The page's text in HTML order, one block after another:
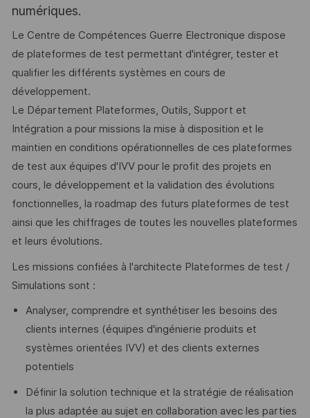
numériques.
Le Centre de Compétences Guerre Electronique dispose
de plateformes de test permettant d'intégrer, tester et
qualifier les différents systèmes en cours de
développement.
Le Département Plateformes, Outils, Support et
Intégration a pour missions la mise à disposition et le
maintien en conditions opérationnelles de ces plateformes
de test aux équipes d'IVV pour le profit des projets en
cours, le développement et la validation des évolutions
fonctionnelles, la roadmap des futurs plateformes de test
ainsi que les chiffrages de toutes les nouvelles plateformes
et leurs évolutions.
Les missions confiées à l'architecte Plateformes de test /
Simulations sont :
Analyser, comprendre et synthétiser les besoins des
clients internes (équipes d'ingénierie produits et
systèmes orientées IVV) et des clients externes
potentiels
Définir la solution technique et la stratégie de réalisation
la plus adaptée au sujet en collaboration avec les parties